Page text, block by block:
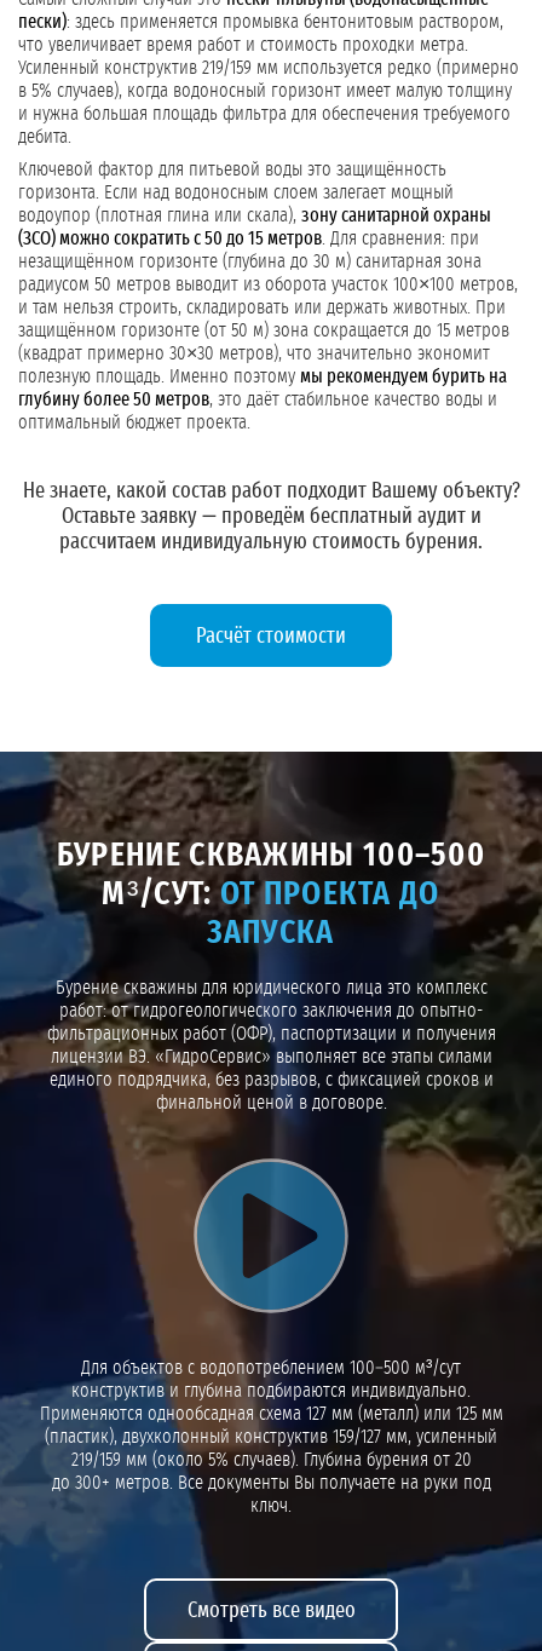
пески): здесь применяется промывка бентонитовым раствором,
что увеличивает время работ и стоимость проходки метра.
Усиленный конструктив 219/159 мм используется редко (примерно
в 5% случаев), когда водоносный горизонт имеет малую толщину
и нужна большая площадь фильтра для обеспечения требуемого
дебита.
Ключевой фактор для питьевой воды это защищённость
горизонта. Если над водоносным слоем залегает мощный
водоупор (плотная глина или скала), зону санитарной охраны
(ЗСО) можно сократить с 50 до 15 метров . Для сравнения: при
незащищённом горизонте (глубина до 30 м) санитарная зона
радиусом 50 метров выводит из оборота участок 100×100 метров,
и там нельзя строить, складировать или держать животных. При
защищённом горизонте (от 50 м) зона сокращается до 15 метров
(квадрат примерно 30×30 метров), что значительно экономит
полезную площадь. Именно поэтому мы рекомендуем бурить на
глубину более 50 метров, это даёт стабильное качество воды и
оптимальный бюджет проекта.
Не знаете, какой состав работ подходит Вашему объекту?
Оставьте заявку— проведём бесплатный аудит и
рассчитаем индивидуальную стоимость бурения.
Расчёт стоимости
БУРЕНИЕ СКВАЖИНЫ 100–500
М³/СУТ:ОТ ПРОЕКТА ДО
ЗАПУСКА
Бурение скважины для юридического лица это комплекс
работ: от гидрогеологического заключения до опытно-
фильтрационных работ (ОФР), паспортизации и получения
лицензии ВЭ. «ГидроСервис» выполняет все этапы силами
единого подрядчика, без разрывов, с фиксацией сроков и
финальной ценой в договоре.
Воспроизвести видео
Для объектов с водопотреблением 100–500 м³/сут
конструктив и глубина подбираются индивидуально.
Применяются однообсадная схема 127 мм (металл) или 125 мм
(пластик), двухколонный конструктив 159/127 мм, усиленный
219/159 мм (около 5% случаев). Глубина бурения от 20
до 300+ метров. Все документы Вы получаете на руки под
ключ.
Смотреть все видео